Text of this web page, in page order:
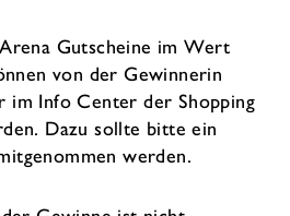
Gutscheine im Wert
von der Gewinnerin
im Info Center der Shopping
Dazu sollte bitte ein
werden.